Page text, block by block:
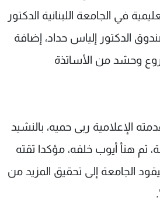
في الجامعة اللبنانية الدكتور
الدكتور إلياس حداد، إضافة
وحشد من الأساتذة
الإعلامية ربى حميه، بالنشيد
ثم هنأ أيوب خلفه، مؤكدا ثقته
الجامعة إلى تحقيق المزيد من